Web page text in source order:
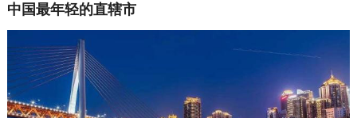
中国最年轻的直辖市